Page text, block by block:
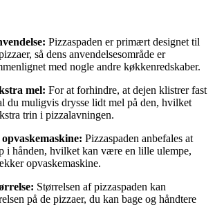
Pizzaspaden er primært designet til
så dens anvendelsesområde er
med nogle andre køkkenredskaber.
mel: For at forhindre, at dejen klistrer fast
du muligvis drysse lidt mel på den, hvilket
trin i pizzalavningen.
Pizzaspaden anbefales at
i hånden, hvilket kan være en lille ulempe,
opvaskemaskine.
Størrelsen af pizzaspaden kan
på de pizzaer, du kan bage og håndtere